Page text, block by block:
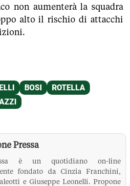
non aumenterà la squadra
alto il rischio di attacchi
Pressa
è un quotidiano on-line
fondato da Cinzia Franchini,
e Giuseppe Leonelli. Propone